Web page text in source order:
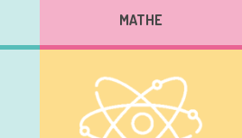
MATHE